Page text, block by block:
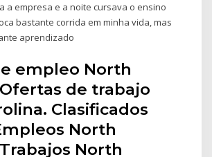
a empresa e a noite cursava o ensino
bastante corrida em minha vida, mas
aprendizado
empleo North
de trabajo
Clasificados
North
North